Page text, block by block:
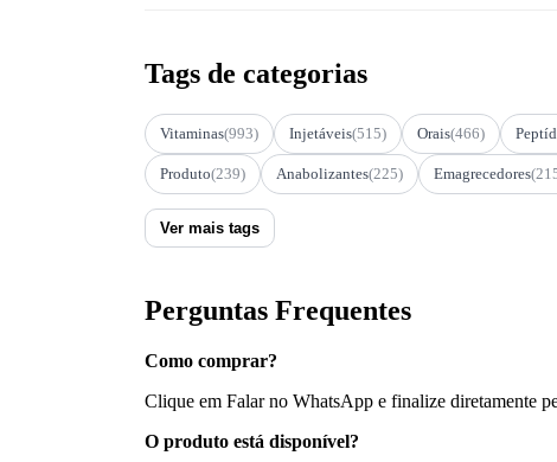
Tags de categorias
Vitaminas(993) Injetáveis(515) Orais(466)
Produto(239) Anabolizantes(225) Emagrecedores
Ver mais tags
Perguntas Frequentes
Como comprar?
Clique em Falar no WhatsApp e finalize diretamente
O produto está disponível?